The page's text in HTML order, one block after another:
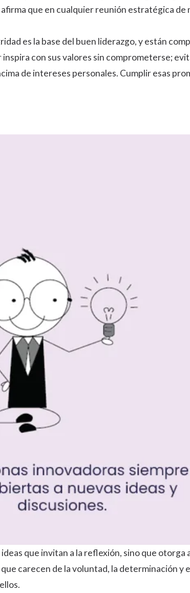
que en cualquier reunión estratégica de
es la base del buen liderazgo, y están
con sus valores sin comprometerse;
de intereses personales. Cumplir esas
que invitan a la reflexión, sino que
carecen de la voluntad, la determinación y